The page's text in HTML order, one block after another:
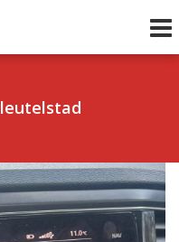
Volgend uur